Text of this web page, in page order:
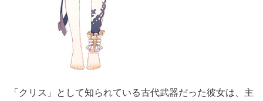
「クリス」として知られている古代武器だった彼女は、主